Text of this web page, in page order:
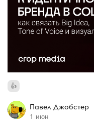
Павел Джобстер
1 июн